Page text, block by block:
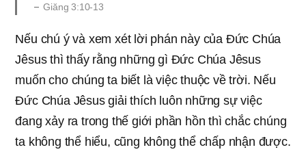
​Giăng 3:10-13
Nếu chú ý và xem xét lời phán này của Đức Chúa
Jêsus thì thấy rằng những gì Đức Chúa Jêsus
muốn cho chúng ta biết là việc thuộc về trời. Nếu
Đức Chúa Jêsus giải thích luôn những sự việc
đang xảy ra trong thế giới phần hồn thì chắc chúng
ta không thể hiểu, cũng không thể chấp nhận được.